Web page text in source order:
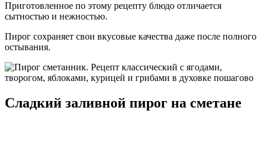
Приготовленное по этому рецепту блюдо отличается
сытностью и нежностью.
Пирог сохраняет свои вкусовые качества даже после полного
остывания.
Сладкий заливной пирог на сметане